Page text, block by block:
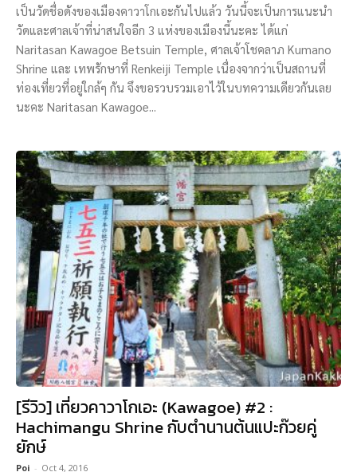
เป็นวัดชื่อดังของเมืองคาวาโกเอะกันไปแล้ว วันนี้จะเป็นการแนะนำ
วัดและศาลเจ้าที่น่าสนใจอีก 3 แห่งของเมืองนี้นะคะ ได้แก่
Naritasan Kawagoe Betsuin Temple, ศาลเจ้าโชคลาภ Kumano
Shrine และ เทพรักษาที่ Renkeiji Temple เนื่องจากว่าเป็นสถานที่
ท่องเที่ยวที่อยู่ใกล้ๆ กัน จึงขอรวบรวมเอาไว้ในบทความเดียวกันเลย
นะคะ Naritasan Kawagoe...
[รีวิว] เที่ยวคาวาโกเอะ (Kawagoe) #2 :
Hachimangu Shrine กับตำนานต้นแปะก๊วยคู่
ยักษ์
Poi - Oct 4, 2016